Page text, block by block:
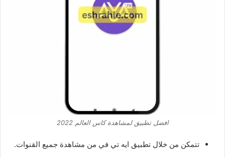
افضل تطبيق لمشاهدة كاس العالم 2022
تتمكن من خلال تطبيق ايه تي في من مشاهدة جميع القنوات.